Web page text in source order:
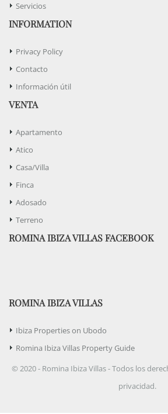
Servicios
INFORMATION
Privacy Policy
Contacto
Información útil
VENTA
Apartamento
Atico
Casa/Villa
Finca
Adosado
Terreno
ROMINA IBIZA VILLAS FACEBOOK
ROMINA IBIZA VILLAS
Ibiza Properties on Ubodo
Romina Ibiza Villas Property Guide
© 2020 - Romina Ibiza Villas - Todos los
privacidad.